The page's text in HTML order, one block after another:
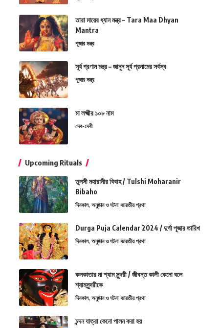
তারা মায়ের ধ্যান মন্ত্র – Tara Maa Dhyan
Mantra
পূজার মন্ত্র
সূর্য প্রণাম মন্ত্র – জানুন সূর্য প্রনামের সর্বস্ব
পূজার মন্ত্র
মা লক্ষ্মীর ১০৮ নাম
দেব-দেবী
Upcoming Rituals
তুলসী মহারানীর বিবাহ / Tulshi Moharanir
Bibaho
দিনকাল, অনুষ্ঠান ও ঘটনা ভারতীয় প্রথা
Durga Puja Calendar 2024 / দুর্গা পূজার তারিখ
দিনকাল, অনুষ্ঠান ও ঘটনা ভারতীয় প্রথা
কলকাতার মা শ্যাম সুন্দরী / জীবন্ত কালী কেনো বলে
শ্যামসুন্দরীকে
দিনকাল, অনুষ্ঠান ও ঘটনা ভারতীয় প্রথা
চন্দন যাত্রা কেনো পালন করা হয়